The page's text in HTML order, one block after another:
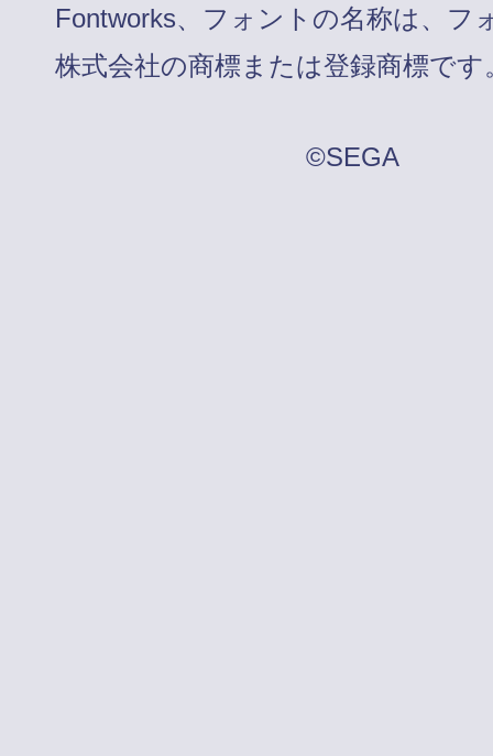
Fontworks、フォントの名称は、フ
株式会社の商標または登録商標です
©SEGA